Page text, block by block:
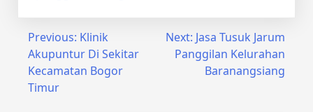
Post
navigation
Previous: Klinik
Akupuntur Di Sekitar
Kecamatan Bogor
Timur
Next: Jasa Tusuk Jarum
Panggilan Kelurahan
Baranangsiang